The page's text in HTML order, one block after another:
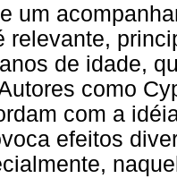
um
relevante,
de idade,
como
com a
efeitos